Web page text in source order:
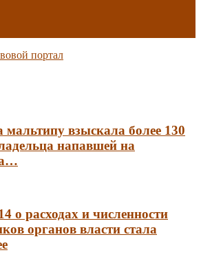
портал
мальтипу взыскала более 130
напавшей на
о расходах и численности
органов власти стала